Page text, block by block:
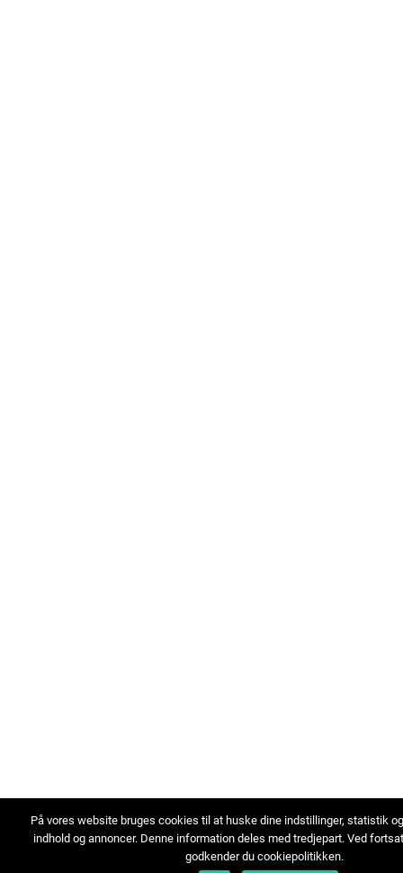
På vores website bruges cookies til at huske dine indstillinger, statistik
indhold og annoncer. Denne information deles med tredjepart. Ved
godkender du cookiepolitikken.